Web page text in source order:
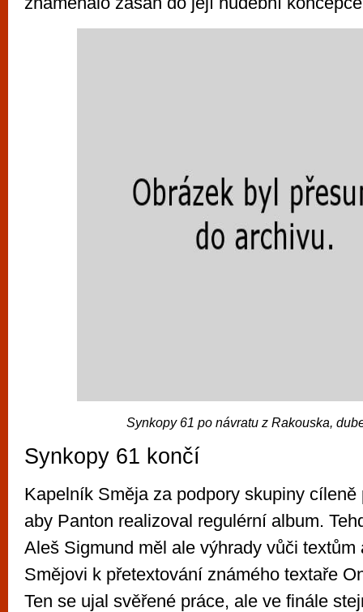
Synkopy 61 po návratu z Rakouska,
Synkopy 61 končí
Kapelník Směja za podpory skupiny cíleně
aby Panton realizoval regulérní album.
Aleš Sigmund měl ale výhrady vůči textům
Smějovi k přetextování známého textaře
Ten se ujal svěřené práce, ale ve finále